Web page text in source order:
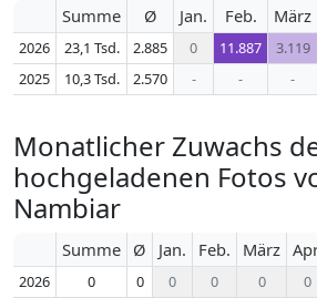
Summe Ø Jan. Feb. März
2026 23,1 Tsd. 2.885 0 11.887 3.119
2025
10,3 Tsd. 2.570 - - -
Monatlicher Zuwachs
hochgeladenen Fotos
Nambiar
Summe Ø Jan. Feb. März
2026 0 0 0 0 0 0